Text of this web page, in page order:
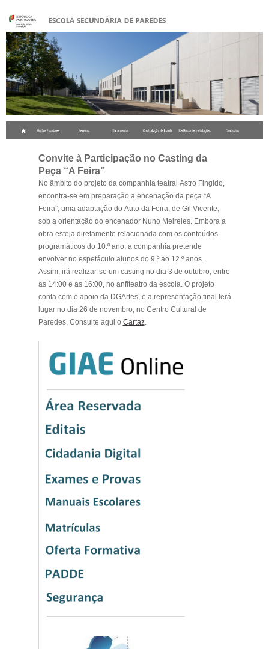
Convite à Participação no Casting da
Peça “A Feira”
No âmbito do projeto da companhia teatral Astro Fingido
encontra-se em preparação a encenação da peça “A
Feira”, uma adaptação do Auto da Feira , de Gil Vicente
sob a orientação do encenador Nuno Meireles. Embora a
obra esteja diretamente relacionada com os conteúdos
programáticos do 10.º ano, a companhia pretende
envolver no espetáculo alunos do 9.º ao 12.º anos.
Assim, irá realizar-se um casting no dia 3 de outubro, entre
as 14:00 e as 16:00, no anfiteatro da escola . O projeto
conta com o apoio da DGArtes, e a representação final terá
lugar no dia 26 de novembro, no Centro Cultural de
Paredes. Consulte aqui o Cartaz.